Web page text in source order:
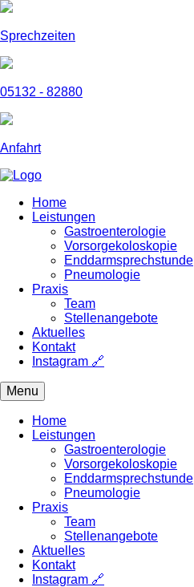
Sprechzeiten
05132 - 82880
Anfahrt
Home
Leistungen
Gastroenterologie
Vorsorgekoloskopie
Enddarmsprechstunde
Pneumologie
Praxis
Team
Stellenangebote
Aktuelles
Kontakt
Instagram 🔗
Menu
Home
Leistungen
Gastroenterologie
Vorsorgekoloskopie
Enddarmsprechstunde
Pneumologie
Praxis
Team
Stellenangebote
Aktuelles
Kontakt
Instagram 🔗